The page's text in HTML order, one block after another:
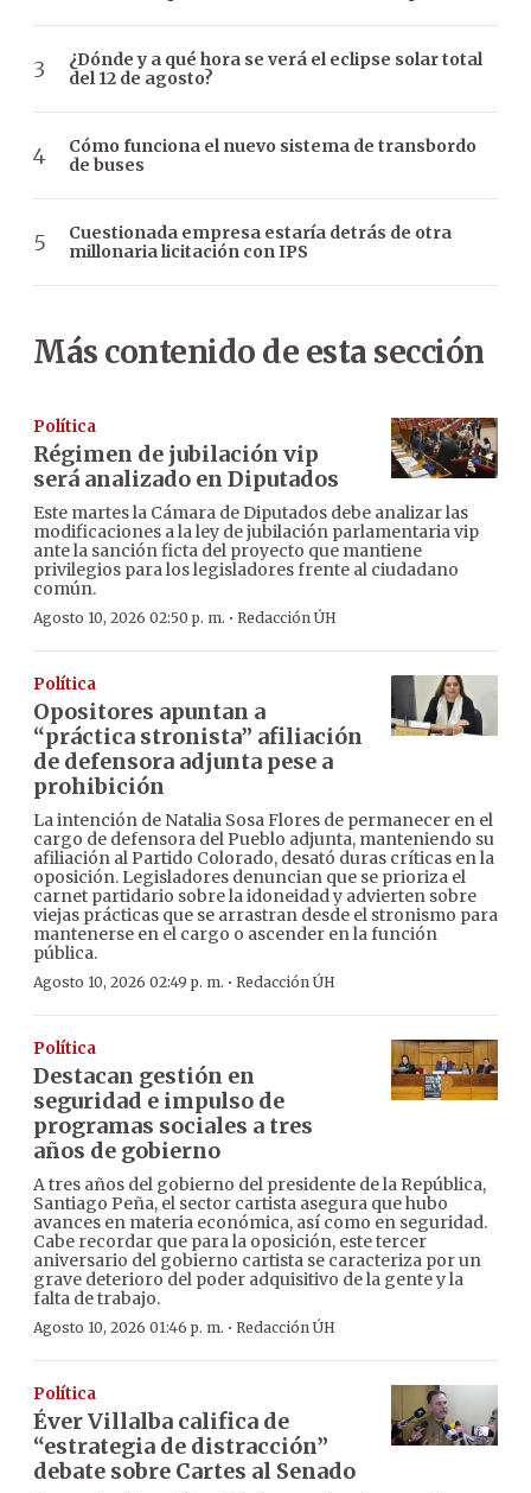
¿Dónde y a qué hora se verá el eclipse solar total
del 12 de agosto?
Cómo funciona el nuevo sistema de transbordo
de buses
Cuestionada empresa estaría detrás de otra
millonaria licitación con IPS
Más contenido de esta sección
Política
Régimen de jubilación vip
será analizado en Diputados
Este martes la Cámara de Diputados debe analizar las
modificaciones a la ley de jubilación parlamentaria vip
ante la sanción ficta del proyecto que mantiene
privilegios para los legisladores frente al ciudadano
común.
Agosto 10, 2026 02:50 p. m. · Redacción ÚH
Política
Opositores apuntan a
“práctica stronista” afiliación
de defensora adjunta pese a
prohibición
La intención de Natalia Sosa Flores de permanecer en el
cargo de defensora del Pueblo adjunta, manteniendo su
afiliación al Partido Colorado, desató duras críticas en la
oposición. Legisladores denuncian que se prioriza el
carnet partidario sobre la idoneidad y advierten sobre
viejas prácticas que se arrastran desde el stronismo para
mantenerse en el cargo o ascender en la función
pública.
Agosto 10, 2026 02:49 p. m. · Redacción ÚH
Política
Destacan gestión en
seguridad e impulso de
programas sociales a tres
años de gobierno
A tres años del gobierno del presidente de la República,
Santiago Peña, el sector cartista asegura que hubo
avances en materia económica, así como en seguridad.
Cabe recordar que para la oposición, este tercer
aniversario del gobierno cartista se caracteriza por un
grave deterioro del poder adquisitivo de la gente y la
falta de trabajo.
Agosto 10, 2026 01:46 p. m. · Redacción ÚH
Política
Éver Villalba califica de
“estrategia de distracción”
debate sobre Cartes al Senado